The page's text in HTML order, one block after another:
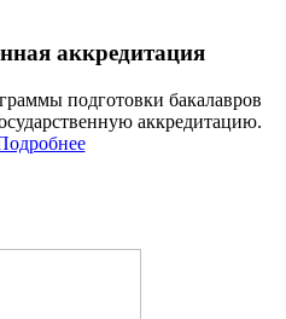
аккредитация
подготовки бакалавров
аккредитацию.